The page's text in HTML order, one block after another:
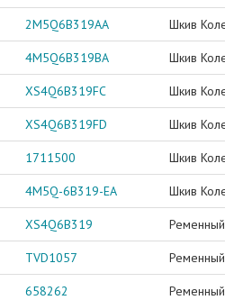
2M5Q6B319AA Шкив
4M5Q6B319BA Шкив
XS4Q6B319FC Шкив
XS4Q6B319FD Шкив
1711500 Шкив
4M5Q-6B319-EA Шкив
XS4Q6B319
TVD1057
658262